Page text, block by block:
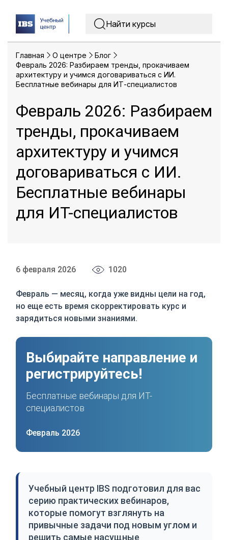
Главная O центре
Блог
Февраль 2026: Разбираем тренды, прокачиваем
архитектуру и учимся договариваться с ИИ.
Бесплатные вебинары для ИТ-специалистов
Февраль 2026: Разбираем
тренды, прокачиваем
архитектуру и учимся
договариваться с ИИ.
Бесплатные вебинары
для ИТ-специалистов
6 февраля 2026 1020
Февраль — месяц, когда уже видны цели на год,
но еще есть время скорректировать курс и
зарядиться новыми знаниями.
Выбирайте направление и
регистрируйтесь!
Бесплатные вебинары для ИТ-
специалистов
Февраль 2026
Учебный центр IBS подготовил для вас
серию практических вебинаров,
которые помогут взглянуть на
привычные задачи под новым углом и
решить самые насущные